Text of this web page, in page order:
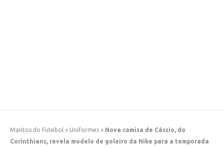
Mantos do Futebol » Uniformes » Nova camisa de Cássio, do
Corinthians, revela modelo de goleiro da Nike para a temporada